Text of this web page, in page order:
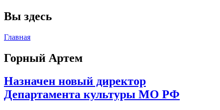
Вы здесь
Главная
Горный Артем
Назначен новый директор
Департамента культуры МО РФ